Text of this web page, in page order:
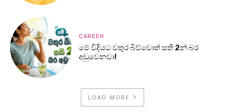
CAREER
මේ විදියට වතුර බිව්වොත් සති 2න් බර
අඩුවෙනවා!
LOAD MORE